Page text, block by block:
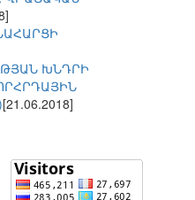
ԽՆԴՐԻ
[21.06.2018]